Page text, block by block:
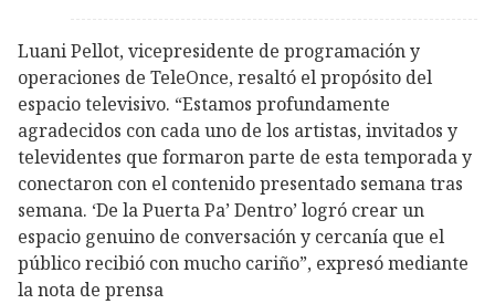
Luani Pellot, vicepresidente de programación y
operaciones de TeleOnce, resaltó el propósito del
espacio televisivo. “Estamos profundamente
agradecidos con cada uno de los artistas, invitados y
televidentes que formaron parte de esta temporada y
conectaron con el contenido presentado semana tras
semana. ‘De la Puerta Pa’ Dentro’ logró crear un
espacio genuino de conversación y cercanía que el
público recibió con mucho cariño”, expresó mediante
la nota de prensa